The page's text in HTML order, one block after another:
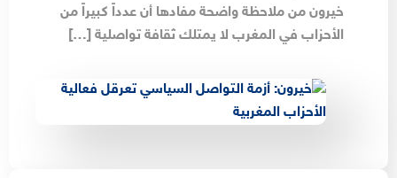
خيرون من ملاحظة واضحة مفادها أن عدداً كبيراً من
الأحزاب في المغرب لا يمتلك ثقافة تواصلية […]